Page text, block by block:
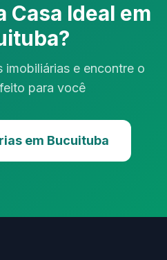
Casa Ideal em
imobiliárias e encontre o
para você
em Bucuituba